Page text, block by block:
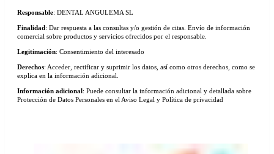
Responsable: DENTAL ANGULEMA SL
Finalidad: Dar respuesta a las consultas y/o gestión de citas. Envío de información
comercial sobre productos y servicios ofrecidos por el responsable.
Legitimación: Consentimiento del interesado
Derechos: Acceder, rectificar y suprimir los datos, así como otros derechos, como se
explica en la información adicional.
Información adicional: Puede consultar la información adicional y detallada sobre
Protección de Datos Personales en el Aviso Legal y Política de privacidad